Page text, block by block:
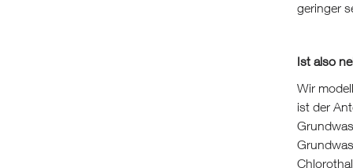
geringer
Ist also
Wir
ist der